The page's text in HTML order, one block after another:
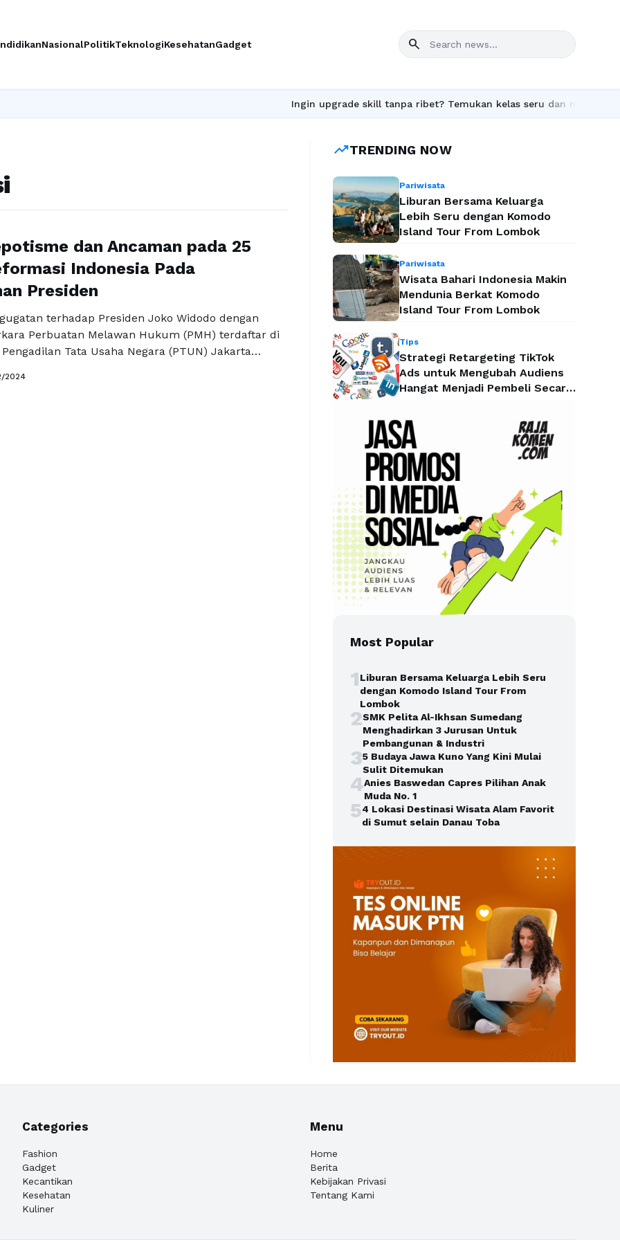
NasionalPolitikTeknologiKesehatanGadget search
Ingin upgrade skill tanpa ribet? Temukan kelas seru dan materi
dan Ancaman pada 25
Indonesia Pada
Presiden
terhadap Presiden Joko Widodo dengan
Perbuatan Melawan Hukum (PMH) terdaftar di
Tata Usaha Negara (PTUN) Jakarta
Tim Pembela Demokrasi Indonesia (TPDI) dan
2024
trending_upTRENDING NOW
Pariwisata
Liburan Bersama Keluarga
Lebih Seru dengan Komodo
Island Tour From Lombok
Pariwisata
Wisata Bahari Indonesia Makin
Mendunia Berkat Komodo
Island Tour From Lombok
Tips
Strategi Retargeting TikTok
Ads untuk Mengubah Audiens
Hangat Menjadi Pembeli Secara
Most Popular
1Liburan Bersama Keluarga Lebih Seru
dengan Komodo Island Tour From
Lombok
2SMK Pelita Al-Ikhsan Sumedang
Menghadirkan 3 Jurusan Untuk
Pembangunan & Industri
35 Budaya Jawa Kuno Yang Kini Mulai
Sulit Ditemukan
4Anies Baswedan Capres Pilihan Anak
Muda No. 1
54 Lokasi Destinasi Wisata Alam Favorit
di Sumut selain Danau Toba
Categories
Fashion
Gadget
Kecantikan
Kesehatan
Kuliner
Menu
Home
Berita
Kebijakan Privasi
Tentang Kami